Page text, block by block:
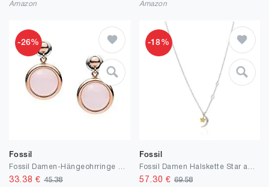
Amazon Amazon
-26%
Fossil
33.38 €45.38
-18%
Fossil
57.30 € 69.58